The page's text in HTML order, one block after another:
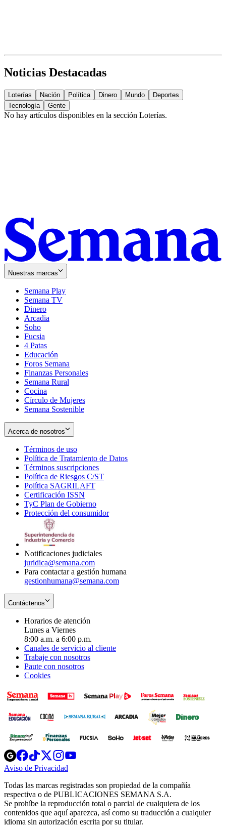
Noticias Destacadas
Loterías Nación Política Dinero Mundo
Deportes
Tecnología
Gente
No hay artículos disponibles en la sección Loterías.
Nuestras marcas
Semana Play
Semana TV
Dinero
Arcadia
Soho
in
new
window
Fucsia
in
new
window
4 Patas
Educación
Foros Semana
Finanzas Personales
Semana Rural
Cocina
Círculo de Mujeres
Semana Sostenible
Acerca de nosotros
Términos de uso
in
new
window
Política de Tratamiento de Datos
Términos suscripciones
in
Política de Riesgos C/ST
Política SAGRILAFT
new
window
Certificación ISSN
in
new
TyC Plan de Gobierno
in
Protección del consumidorOpens
Notificaciones judiciales
juridica@semana.com
Para contactar a gestión humana
gestionhumana@semana.com
Contáctenos
Horarios de atención
Lunes a Viernes
8:00 a.m. a 6:00 p.m.
Canales de servicio al cliente
Trabaje con nosotros
Paute con nosotros
Cookies
Opens
in
new
Opens
in
new
Opens
in
new
window
Opens
new
windowwindow
Aviso de Privacidad
new
window
Todas las marcas registradas son propiedad de la compañía
respectiva o de PUBLICACIONES SEMANA S.A.
Se prohíbe la reproducción total o parcial de cualquiera de los
contenidos que aquí aparezca, así como su traducción a cualquier
idioma sin autorización escrita por su titular.